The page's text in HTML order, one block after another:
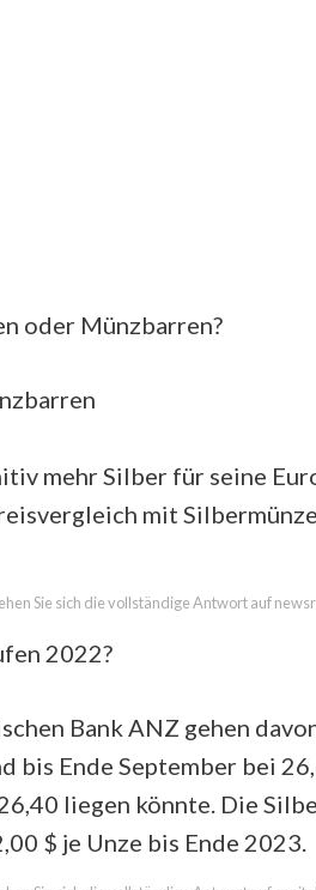
oder Münzbarren?
mehr Silber für seine
mit
Sie sich die vollständige Antwort auf
2022?
Bank ANZ gehen
bis Ende September bei
liegen könnte. Die
$ je Unze bis Ende 2023.